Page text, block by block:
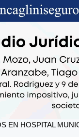
EN HOSPITAL